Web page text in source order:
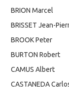
BRION Marcel
BRISSET Jean-
BROOK Peter
BURTON Robert
CAMUS Albert
CASTANEDA